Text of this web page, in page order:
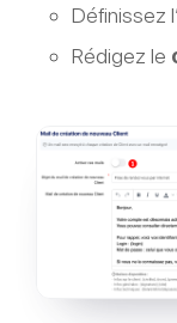
Définissez l’
Rédigez le